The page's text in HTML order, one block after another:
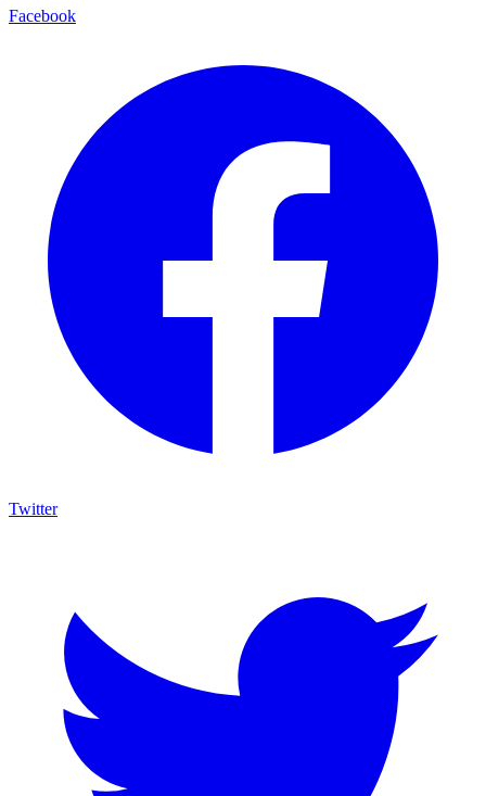
Facebook
Twitter